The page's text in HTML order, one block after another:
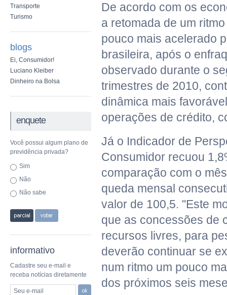
Transporte
Turismo
blogs
Ei, Consumidor!
Luciano Kleiber
Dinheiro na Bolsa
enquete
Você possui algum plano de
previdência privada?
Sim
Não
Não sabe
informativo
Cadastre seu e-mail e
receba notícias diretamente
Seu e-mail
De acordo com os
a retomada de um
pouco mais acelerado
brasileira, após o
observado durante o
trimestres de 2010,
dinâmica mais
operações de crédito,
Já o Indicador de
Consumidor recuou
comparação com o
queda mensal
valor de 100,5. "Este
que as concessões de
recursos livres, para
deverão continuar se
num ritmo um pouco
dos próximos seis